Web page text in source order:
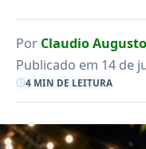
Por Claudio Augusto
Publicado em 14 de
4 MIN DE LEITURA